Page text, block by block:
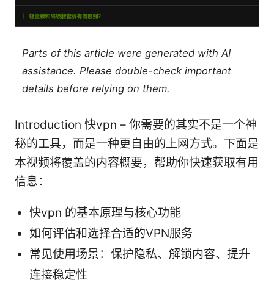
Parts of this article were generated with AI
assistance. Please double-check important
details before relying on them.
Introduction 快vpn – 你需要的其实不是一个神
秘的工具，而是一种更自由的上网方式。下面是
本视频将覆盖的内容概要，帮助你快速获取有用
信息：
快vpn 的基本原理与核心功能
如何评估和选择合适的VPN服务
常见使用场景：保护隐私、解锁内容、提升
连接稳定性